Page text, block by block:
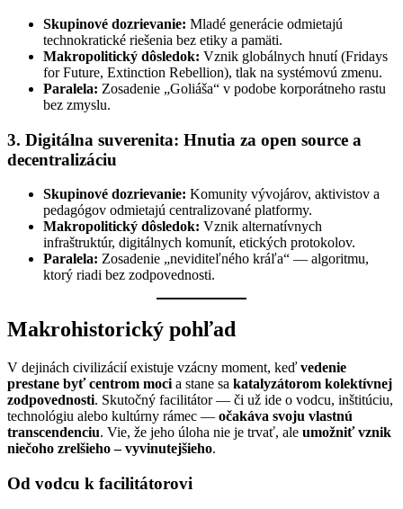
Skupinové dozrievanie: Mladé generácie odmietajú
technokratické riešenia bez etiky a pamäti.
Makropolitický dôsledok: Vznik globálnych hnutí (Fridays
for Future, Extinction Rebellion), tlak na systémovú zmenu.
Paralela: Zosadenie „Goliáša“ v podobe korporátneho rastu
bez zmyslu.
3. Digitálna suverenita: Hnutia za open source a
decentralizáciu
Skupinové dozrievanie: Komunity vývojárov, aktivistov a
pedagógov odmietajú centralizované platformy.
Makropolitický dôsledok: Vznik alternatívnych
infraštruktúr, digitálnych komunít, etických protokolov.
Paralela: Zosadenie „neviditeľného kráľa“ — algoritmu,
ktorý riadi bez zodpovednosti.
Makrohistorický pohľad
V dejinách civilizácií existuje vzácny moment, keď vedenie
prestane byť centrom moci a stane sa katalyzátorom kolektívnej
zodpovednosti. Skutočný facilitátor — či už ide o vodcu, inštitúciu,
technológiu alebo kultúrny rámec — očakáva svoju vlastnú
transcendenciu. Vie, že jeho úloha nie je trvať, ale umožniť vznik
niečoho zrelšieho –vyvinutejšieho.
Od vodcu k facilitátorovi